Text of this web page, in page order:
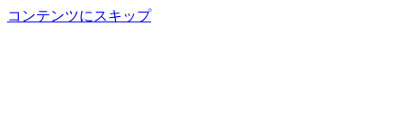
コンテンツにスキップ